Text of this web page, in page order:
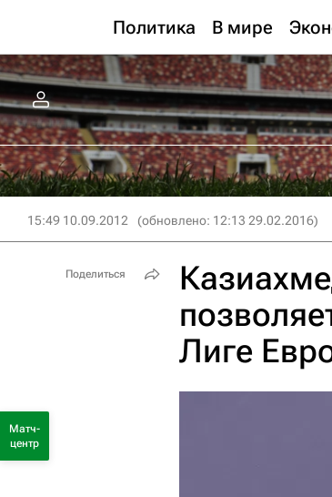
Политика В мире
15:49 10.09.2012 (обновлено: 12:13 29.02.2016)
Лиге
Поделиться
Матч-
центр